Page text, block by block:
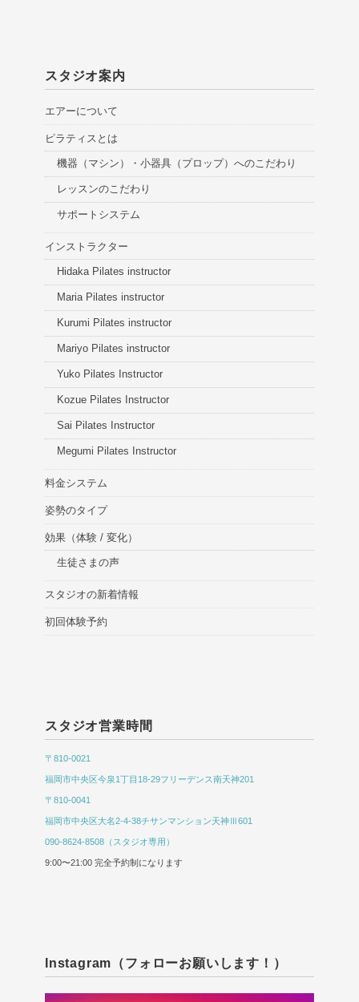
スタジオ案内
エアーについて
ピラティスとは
機器（マシン）・小器具（プロップ）へのこだわり
レッスンのこだわり
サポートシステム
インストラクター
Hidaka Pilates instructor
Maria Pilates instructor
Kurumi Pilates instructor
Mariyo Pilates instructor
Yuko Pilates Instructor
Kozue Pilates Instructor
Sai Pilates Instructor
Megumi Pilates Instructor
料金システム
姿勢のタイプ
効果（体験 / 変化）
生徒さまの声
スタジオの新着情報
初回体験予約
スタジオ営業時間
〒810-0021
福岡市中央区今泉1丁目18-29フリーデンス南天神201
〒810-0041
福岡市中央区大名2-4-38チサンマンション天神Ⅲ601
090-8624-8508（スタジオ専用）
9:00〜21:00 完全予約制になります
Instagram（フォローお願いします！）